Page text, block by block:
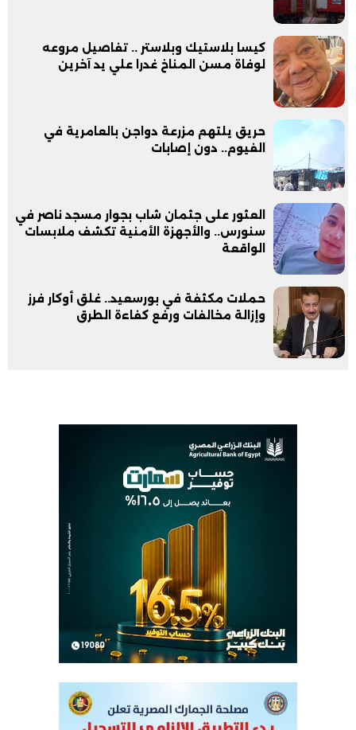
كيسا بلاستيك وبلاستر .. تفاصيل مروعه
لوفاة مسن المناخ غدرا علي يد آخرين
حريق يلتهم مزرعة دواجن بالعامرية في
الفيوم.. دون إصابات
العثور على جثمان شاب بجوار مسجد ناصر في
سنورس.. والأجهزة الأمنية تكشف ملابسات
الواقعة
حملات مكثفة في بورسعيد.. غلق أوكار فرز
وإزالة مخالفات ورفع كفاءة الطرق